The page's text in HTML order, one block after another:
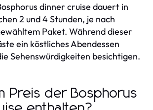
dinner cruise dauert in
2 und 4 Stunden, je nach
Paket. Während dieser
ein köstliches Abendessen
Sehenswürdigkeiten besichtigen.
Preis der Bosphorus